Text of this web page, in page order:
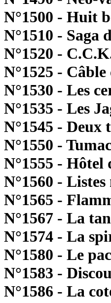
N°1500 - Huit
N°1510 - Saga
N°1520 -
N°1525 -
N°1530 - Les
N°1535 - Les
N°1545 -
N°1550 -
N°1555 - Hôtel
N°1560 - Listes
N°1565 -
N°1567 - La
N°1574 - La
N°1580 - Le
N°1583 -
N°1586 - La